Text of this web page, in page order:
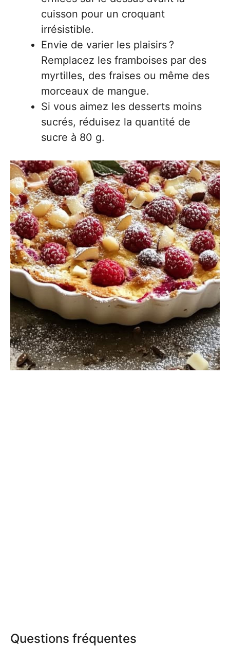
cuisson pour un croquant
irrésistible.
Envie de varier les plaisirs ?
Remplacez les framboises par des
myrtilles, des fraises ou même des
morceaux de mangue.
Si vous aimez les desserts moins
sucrés, réduisez la quantité de
sucre à 80 g.
Questions fréquentes